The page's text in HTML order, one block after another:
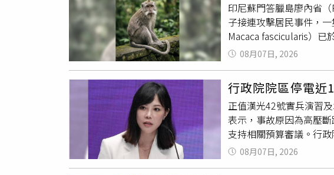
印尼蘇門答臘島廖內省
子接連攻擊居民事件，
Macaca fascicularis）
受傷，其中1名民眾兩度
合外媒報導，這隻成年
少居民受傷。由於攻擊
學，避免學生外出遭到
捕籠，經過一段時間守
張，隨後被送往廖內省
援局長朱奈迪．伊斯梅
攻擊。他指出，相關單位
異常攻擊性。不過，目
08月07日, 2026
行政院院區停電
正值漢光42號實兵演習
表示，事故原因為高壓
支持相關預算審議。行
系統（UPS）立即啟動
08月07日, 2026